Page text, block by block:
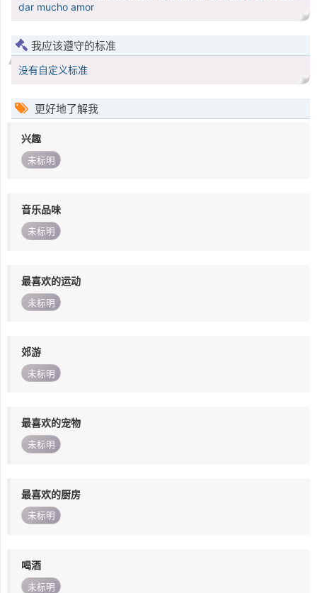
dar mucho amor
我应该遵守的标准
没有自定义标准
更好地了解我
兴趣
未标明
音乐品味
未标明
最喜欢的运动
未标明
郊游
未标明
最喜欢的宠物
未标明
最喜欢的厨房
未标明
喝酒
未标明